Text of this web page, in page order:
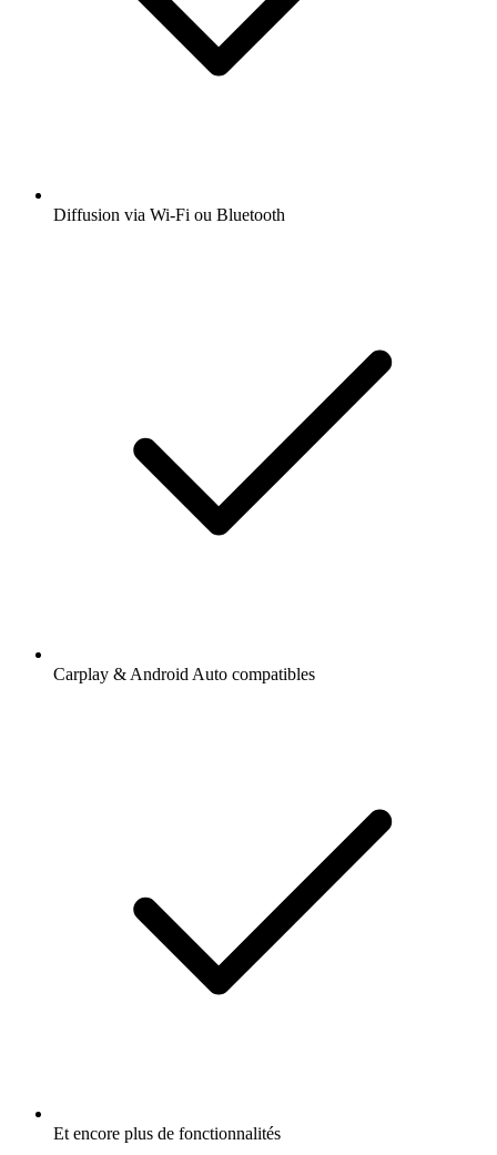
Diffusion via Wi-Fi ou Bluetooth
Carplay & Android Auto compatibles
Et encore plus de fonctionnalités